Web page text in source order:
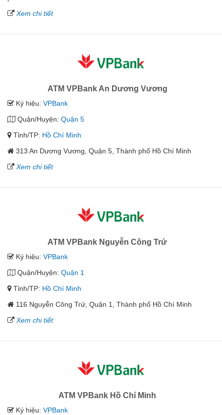
Xem chi tiết
ATM VPBank An Dương Vương
Ký hiệu: VPBank
Quận/Huyện: Quận 5
Tỉnh/TP: Hồ Chí Minh
313 An Dương Vương, Quận 5, Thành phố Hồ Chí Minh
Xem chi tiết
ATM VPBank Nguyễn Công Trứ
Ký hiệu: VPBank
Quận/Huyện: Quận 1
Tỉnh/TP: Hồ Chí Minh
116 Nguyễn Công Trứ, Quận 1, Thành phố Hồ Chí Minh
Xem chi tiết
ATM VPBank Hồ Chí Minh
Ký hiệu: VPBank